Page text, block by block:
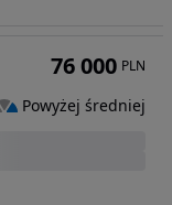
76 000 PLN
Powyżej średniej